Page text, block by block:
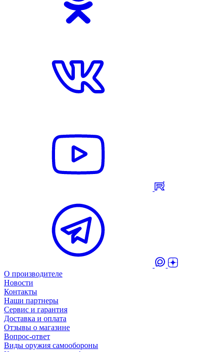
О производителе
Новости
Контакты
Наши партнеры
Сервис и гарантия
Доставка и оплата
Отзывы о магазине
Вопрос-ответ
Виды оружия самообороны